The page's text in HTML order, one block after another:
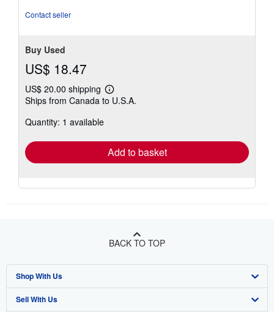
Contact seller
Buy Used
US$ 18.47
US$ 20.00 shipping
Learn
more
Ships from Canada to U.S.A.
Quantity: 1 available
Add to basket
BACK TO TOP
Shop With Us
Advanced Search
Sell With Us